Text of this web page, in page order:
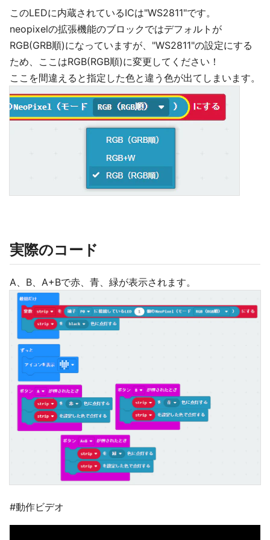
このLEDに内蔵されているICは"WS2811"です。
neopixelの拡張機能のブロックではデフォルトが
RGB(GRB順)になっていますが、"WS2811"の設定にする
ため、ここはRGB(RGB順)に変更してください！
ここを間違えると指定した色と違う色が出てしまいます。
実際のコード
A、B、A+Bで赤、青、緑が表示されます。
#動作ビデオ